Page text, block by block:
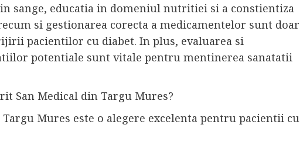
sange, educatia in domeniul nutritiei si a constientiza
si gestionarea corecta a medicamentelor sunt doar
pacientilor cu diabet. In plus, evaluarea si
potentiale sunt vitale pentru mentinerea sanatatii
San Medical din Targu Mures?
Mures este o alegere excelenta pentru pacientii cu